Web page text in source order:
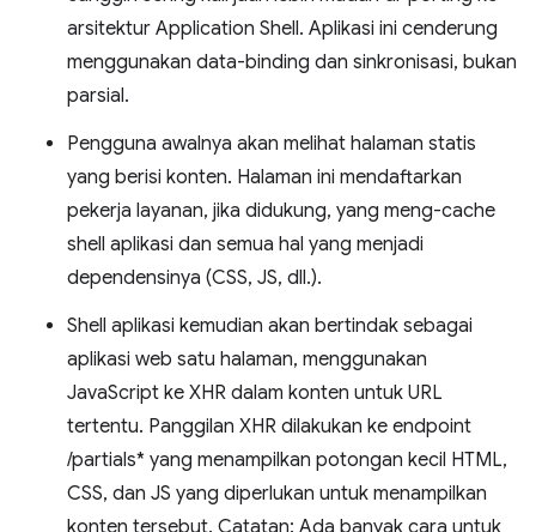
arsitektur Application Shell. Aplikasi ini cenderung
menggunakan data-binding dan sinkronisasi, bukan
parsial.
Pengguna awalnya akan melihat halaman statis
yang berisi konten. Halaman ini mendaftarkan
pekerja layanan, jika didukung, yang meng-cache
shell aplikasi dan semua hal yang menjadi
dependensinya (CSS, JS, dll.).
Shell aplikasi kemudian akan bertindak sebagai
aplikasi web satu halaman, menggunakan
JavaScript ke XHR dalam konten untuk URL
tertentu. Panggilan XHR dilakukan ke endpoint
/partials* yang menampilkan potongan kecil HTML,
CSS, dan JS yang diperlukan untuk menampilkan